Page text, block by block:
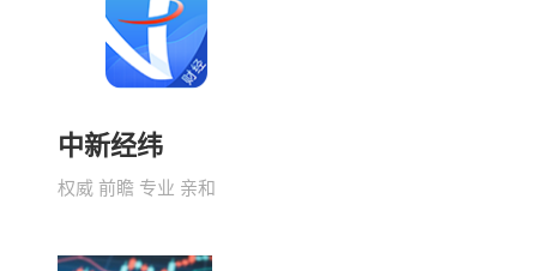
中新经纬
权威 前瞻 专业 亲和